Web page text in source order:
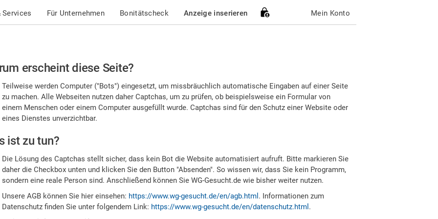
Services Für Unternehmen Bonitätscheck Anzeige inserieren Mein Konto
erscheint diese Seite?
Teilweise werden Computer ("Bots") eingesetzt, um missbräuchlich automatische Eingaben auf einer Seite
zu machen. Alle Webseiten nutzen daher Captchas, um zu prüfen, ob beispielsweise ein Formular von
einem Menschen oder einem Computer ausgefüllt wurde. Captchas sind für den Schutz einer Website oder
eines Dienstes unverzichtbar.
ist zu tun?
Die Lösung des Captchas stellt sicher, dass kein Bot die Website automatisiert aufruft. Bitte markieren Sie
daher die Checkbox unten und klicken Sie den Button "Absenden". So wissen wir, dass Sie kein Programm,
sondern eine reale Person sind. Anschließend können Sie WG-Gesucht.de wie bisher weiter nutzen.
Unsere AGB können Sie hier einsehen: https://www.wg-gesucht.de/en/agb.html . Informationen zum
Datenschutz finden Sie unter folgendem Link: https://www.wg-gesucht.de/en/datenschutz.html .